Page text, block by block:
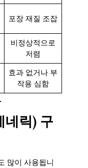
포장 재질 조잡
비정상적으로
저렴
효과 없거나 부
작용 심함
네릭) 구
많이 사용됩니